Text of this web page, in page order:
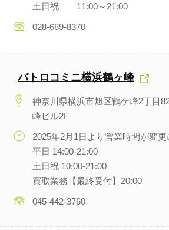
土日祝 11:00～21:00
028-689-8370
バトロコミニ横浜鶴ヶ峰
神奈川県横浜市旭区鶴ケ峰2丁目
峰ビル2F
2025年2月1日より営業時間が変更
平日 14:00-21:00
土日祝 10:00-21:00
買取業務【最終受付】20:00
045-442-3760